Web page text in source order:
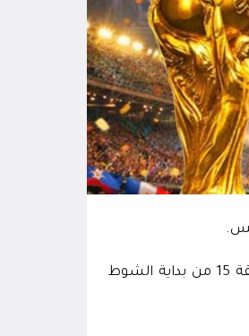
أحرز مدافع الأهلي المصري ياسر إبراهيم هدف الفراعنة الأول بضربة رأسية متقنة في الدقيقة 15 من بداية الشوط